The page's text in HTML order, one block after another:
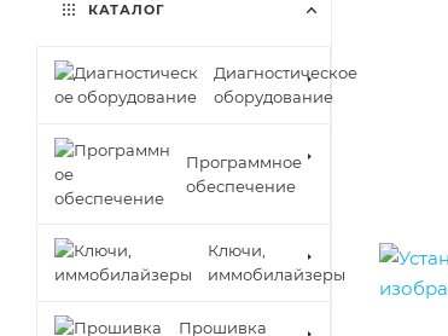
КАТАЛОГ
Диагностическое
оборудование
Программное
обеспечение
Ключи,
иммобилайзеры
Прошивка